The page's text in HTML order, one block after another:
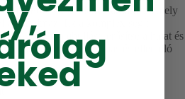
Fortis komplexet tartalmaz amely
tartalmaz. Ez a komplex segít
a hajhullást, erősítse a hajat és
ragyogó, rugalmas és ellenálló
y,